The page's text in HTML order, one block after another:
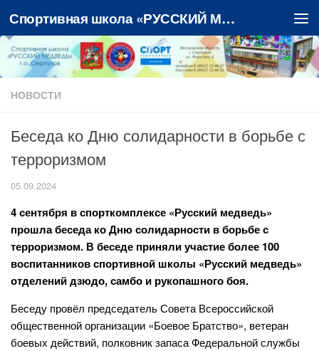
Перейти к содержимому Спортивная школа «РУССКИЙ МЕДВЕДЬ»
НОВОСТИ
Беседа ко Дню солидарности в борьбе с
терроризмом
05.09.2024
4 сентября в спорткомплексе «Русский медведь»
прошла беседа ко Дню солидарности в борьбе с
терроризмом. В беседе приняли участие более 100
воспитанников спортивной школы «Русский медведь»
отделений дзюдо, самбо и рукопашного боя.
Беседу провёл председатель Совета Всероссийской
общественной организации «Боевое Братство», ветеран
боевых действий, полковник запаса Федеральной службы